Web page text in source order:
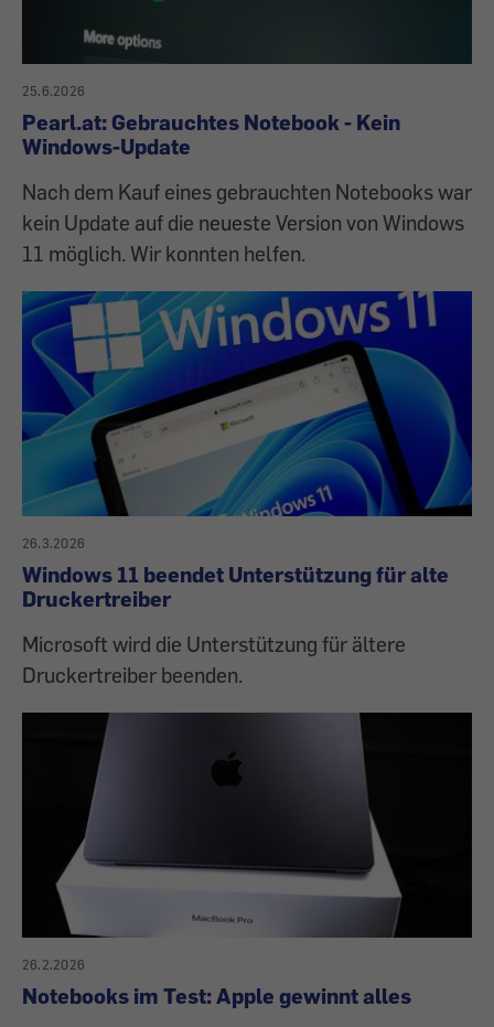
25.6.2026
Pearl.at: Gebrauchtes Notebook - Kein
Windows-Update
Nach dem Kauf eines gebrauchten Notebooks war
kein Update auf die neueste Version von Windows
11 möglich. Wir konnten helfen.
26.3.2026
Windows 11 beendet Unterstützung für alte
Druckertreiber
Microsoft wird die Unterstützung für ältere
Druckertreiber beenden.
26.2.2026
Notebooks im Test: Apple gewinnt alles